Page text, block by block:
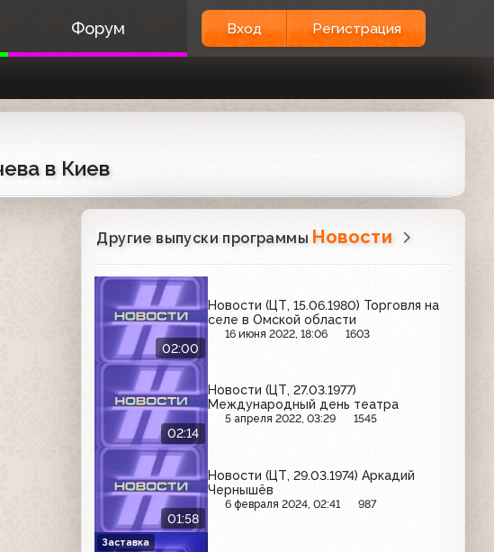
Форум Вход Регистрация
в Киев
Другие выпуски программы Новости
02:00
Новости (ЦТ, 15.06.1980) Торговля на
селе в Омской области
16 июня 2022, 18:06 1603
02:14
Новости (ЦТ, 27.03.1977)
Международный день театра
5 апреля 2022, 03:29 1545
01:58
Новости (ЦТ, 29.03.1974) Аркадий
Чернышёв
6 февраля 2024, 02:41 987
Заставка